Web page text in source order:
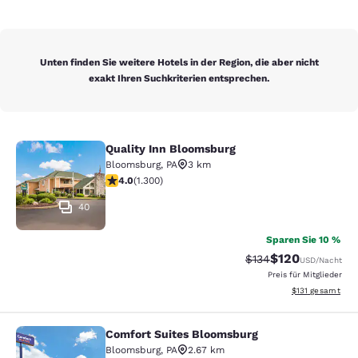
Unten finden Sie weitere Hotels in der Region, die aber nicht
exakt Ihren Suchkriterien entsprechen.
Quality Inn Bloomsburg
40
Quality Inn Bloomsburg
Bloomsburg, PA
3 km
4.01-Sterne-Bewertung. Sehr gut. 1300 Bewertungen
4.0(1.300)
Sparen Sie 10 %
Durchgestrichener
$134Vergünstigter
$120USD/Nacht
Preis für Mitglieder
Geschätzte
$131 gesamt
Comfort Suites Bloomsburg
Comfort Suites Bloomsburg
Bloomsburg, PA
2.67 km